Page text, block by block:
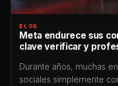
BLOG
Meta endurece sus
clave verificar y
Durante años, muchas
sociales simplemente